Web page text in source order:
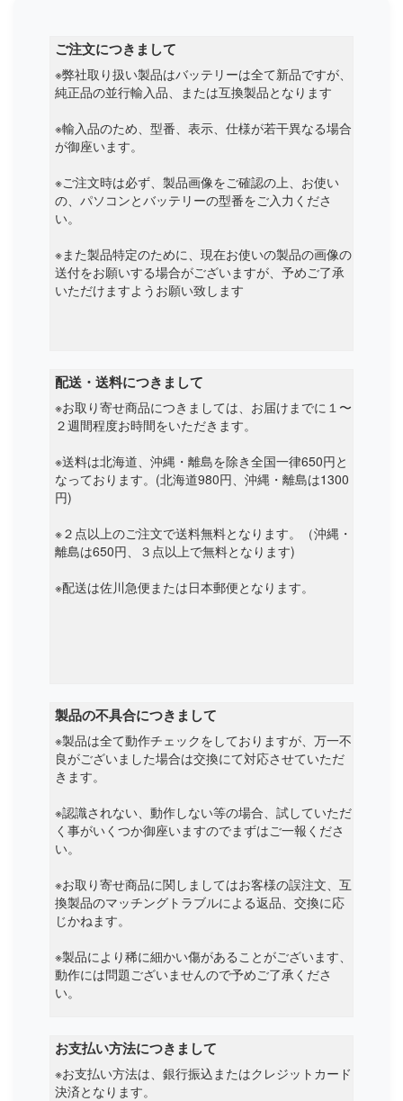
ご注文につきまして
※弊社取り扱い製品はバッテリーは全て新品ですが、
純正品の並行輸入品、または互換製品となります
※輸入品のため、型番、表示、仕様が若干異なる場合
が御座います。
※ご注文時は必ず、製品画像をご確認の上、お使い
の、パソコンとバッテリーの型番をご入力くださ
い。
※また製品特定のために、現在お使いの製品の画像の
送付をお願いする場合がございますが、予めご了承
いただけますようお願い致します
配送・送料につきまして
※お取り寄せ商品につきましては、お届けまでに１〜
２週間程度お時間をいただきます。
※送料は北海道、沖縄・離島を除き全国一律650円と
なっております。(北海道980円、沖縄・離島は1300
円)
※２点以上のご注文で送料無料となります。（沖縄・
離島は650円、３点以上で無料となります)
※配送は佐川急便または日本郵便となります。
製品の不具合につきまして
※製品は全て動作チェックをしておりますが、万一不
良がございました場合は交換にて対応させていただ
きます。
※認識されない、動作しない等の場合、試していただ
く事がいくつか御座いますのでまずはご一報くださ
い。
※お取り寄せ商品に関しましてはお客様の誤注文、互
換製品のマッチングトラブルによる返品、交換に応
じかねます。
※製品により稀に細かい傷があることがございます、
動作には問題ございませんので予めご了承くださ
い。
お支払い方法につきまして
※お支払い方法は、銀行振込またはクレジットカード
決済となります。